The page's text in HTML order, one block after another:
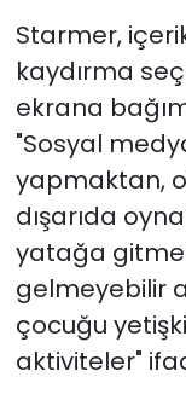
Starmer,
kaydırma
ekrana
"Sosyal
yapmaktan,
dışarıda
yatağa
gelmeyebilir
çocuğu
aktiviteler"